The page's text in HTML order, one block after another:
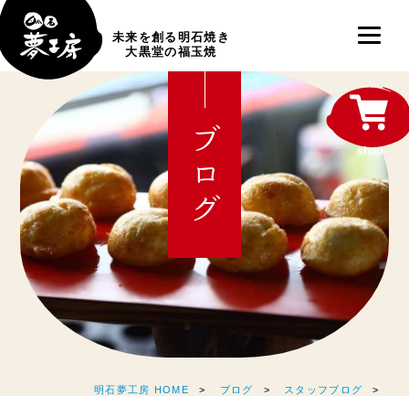
未来を創る明石焼き
大黒堂の福玉焼
ブログ
明石夢工房 HOME ブログ スタッフブログ
shop